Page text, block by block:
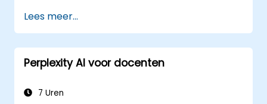
gestuurde inzichten en aanbevelingen.
Perplexity AI toe te passen bij
academische en professionele
schrijfopdrachten.
Lees meer...
Perplexity AI voor docenten
7 Uren